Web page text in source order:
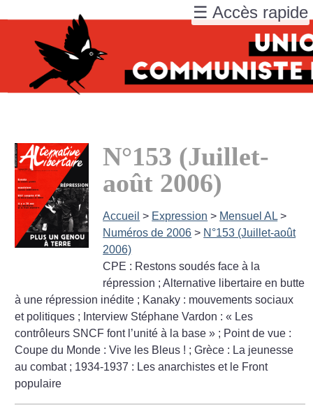
N°153 (Juillet-
août 2006)
Accueil > Expression > Mensuel AL >
Numéros de 2006 > N°153 (Juillet-août
2006)
CPE : Restons soudés face à la
répression ; Alternative libertaire en butte
à une répression inédite ; Kanaky : mouvements sociaux
et politiques ; Interview Stéphane Vardon : « Les
contrôleurs SNCF font l’unité à la base » ; Point de vue :
Coupe du Monde : Vive les Bleus ! ; Grèce : La jeunesse
au combat ; 1934-1937 : Les anarchistes et le Front
populaire
☰ Accès rapide